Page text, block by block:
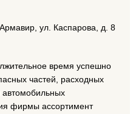
ул. Каспарова, д. 8
время успешно
частей, расходных
автомобильных
фирмы ассортимент